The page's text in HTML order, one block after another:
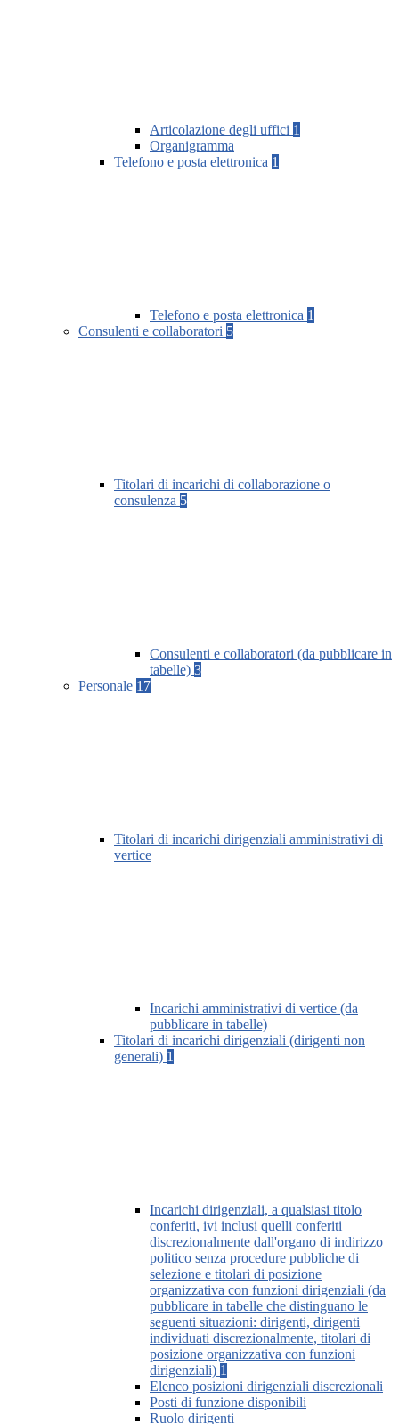
Articolazione degli uffici 1
Organigramma
Telefono e posta elettronica 1
Telefono e posta elettronica 1
Consulenti e collaboratori 5
Titolari di incarichi di collaborazione o
consulenza 5
Consulenti e collaboratori (da pubblicare in
tabelle) 3
Personale 17
Titolari di incarichi dirigenziali amministrativi di
vertice
Incarichi amministrativi di vertice (da
pubblicare in tabelle)
Titolari di incarichi dirigenziali (dirigenti non
generali) 1
Incarichi dirigenziali, a qualsiasi titolo
conferiti, ivi inclusi quelli conferiti
discrezionalmente dall'organo di indirizzo
politico senza procedure pubbliche di
selezione e titolari di posizione
organizzativa con funzioni dirigenziali (da
pubblicare in tabelle che distinguano le
seguenti situazioni: dirigenti, dirigenti
individuati discrezionalmente, titolari di
posizione organizzativa con funzioni
dirigenziali) 1
Elenco posizioni dirigenziali discrezionali
Posti di funzione disponibili
Ruolo dirigenti